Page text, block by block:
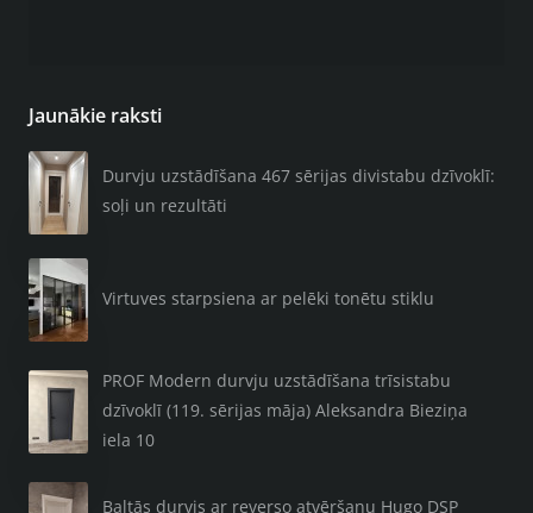
Jaunākie raksti
Durvju uzstādīšana 467 sērijas divistabu dzīvoklī:
soļi un rezultāti
Virtuves starpsiena ar pelēki tonētu stiklu
PROF Modern durvju uzstādīšana trīsistabu
dzīvoklī (119. sērijas māja) Aleksandra Bieziņa
iela 10
Baltās durvis ar reverso atvēršanu Hugo DSP